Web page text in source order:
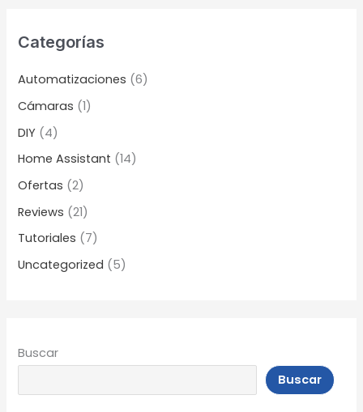
Categorías
Automatizaciones (6)
Cámaras (1)
DIY (4)
Home Assistant (14)
Ofertas (2)
Reviews (21)
Tutoriales (7)
Uncategorized (5)
Buscar
Buscar